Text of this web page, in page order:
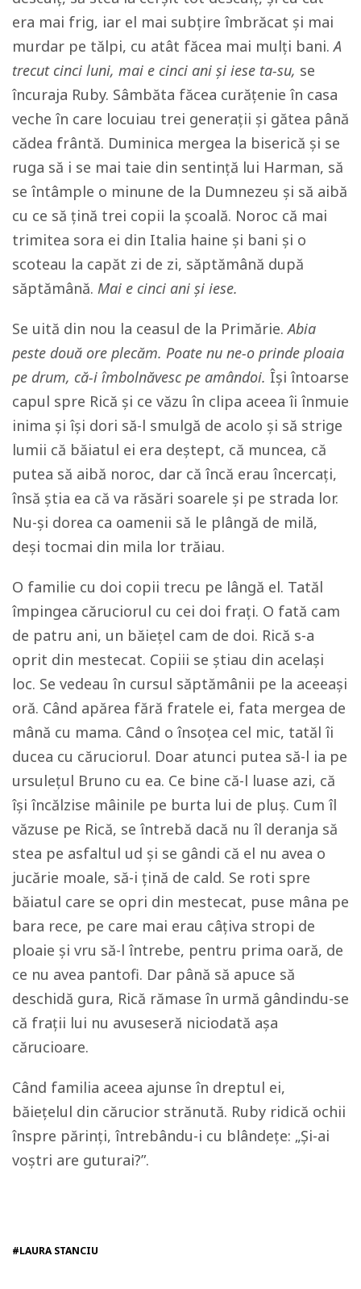
era mai frig, iar el mai subțire îmbrăcat și mai
murdar pe tălpi, cu atât făcea mai mulți bani.A
trecut cinci luni, mai e cinci ani și iese ta-su, se
încuraja Ruby. Sâmbăta făcea curățenie în casa
veche în care locuiau trei generații și gătea până
cădea frântă. Duminica mergea la biserică și se
ruga să i se mai taie din sentință lui Harman, să
se întâmple o minune de la Dumnezeu și să aibă
cu ce să țină trei copii la școală. Noroc că mai
trimitea sora ei din Italia haine și bani și o
scoteau la capăt zi de zi, săptămână după
săptămână. Mai e cinci ani și iese.
Se uită din nou la ceasul de la Primărie.Abia
peste două ore plecăm. Poate nu ne-o prinde ploaia
pe drum, că-i îmbolnăvesc pe amândoi. Își întoarse
capul spre Rică și ce văzu în clipa aceea îi înmuie
inima și își dori să-l smulgă de acolo și să strige
lumii că băiatul ei era deștept, că muncea, că
putea să aibă noroc, dar că încă erau încercați,
însă știa ea că va răsări soarele și pe strada lor.
Nu-și dorea ca oamenii să le plângă de milă,
deși tocmai din mila lor trăiau.
O familie cu doi copii trecu pe lângă el. Tatăl
împingea căruciorul cu cei doi frați. O fată cam
de patru ani, un băiețel cam de doi. Rică s-a
oprit din mestecat. Copiii se știau din același
loc. Se vedeau în cursul săptămânii pe la aceeași
oră. Când apărea fără fratele ei, fata mergea de
mână cu mama. Când o însoțea cel mic, tatăl îi
ducea cu căruciorul. Doar atunci putea să-l ia pe
ursulețul Bruno cu ea. Ce bine că-l luase azi, că
își încălzise mâinile pe burta lui de pluș. Cum îl
văzuse pe Rică, se întrebă dacă nu îl deranja să
stea pe asfaltul ud și se gândi că el nu avea o
jucărie moale, să-i țină de cald. Se roti spre
băiatul care se opri din mestecat, puse mâna pe
bara rece, pe care mai erau câțiva stropi de
ploaie și vru să-l întrebe, pentru prima oară, de
ce nu avea pantofi. Dar până să apuce să
deschidă gura, Rică rămase în urmă gândindu-se
că frații lui nu avuseseră niciodată așa
cărucioare.
Când familia aceea ajunse în dreptul ei,
băiețelul din cărucior strănută. Ruby ridică ochii
înspre părinți, întrebându-i cu blândețe: „Și-ai
voștri are guturai?”.
#LAURA STANCIU